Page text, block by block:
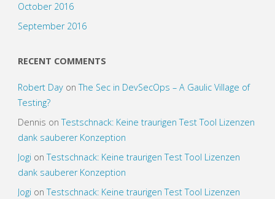
October 2016
September 2016
RECENT COMMENTS
Robert DayonThe Sec in DevSecOps – A Gaulic Village of
Testing?
Dennis onTestschnack: Keine traurigen Test Tool Lizenzen
dank sauberer Konzeption
Jogi onTestschnack: Keine traurigen Test Tool Lizenzen
dank sauberer Konzeption
Jogi onTestschnack: Keine traurigen Test Tool Lizenzen